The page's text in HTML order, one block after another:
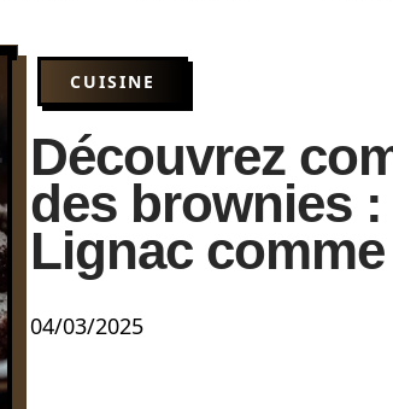
CUISINE
Découvrez
des brownies
Lignac
04/03/2025